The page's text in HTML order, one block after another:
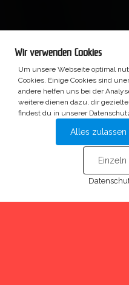
Wir verwenden Cookies
Um unsere Webseite optimal
Cookies. Einige Cookies sind
andere helfen uns bei der
weitere dienen dazu, dir
findest du in unserer
Alles zulassen